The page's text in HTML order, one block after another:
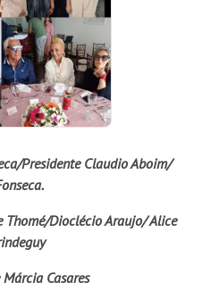
Presidente Claudio Aboim/
Dioclécio Araujo/ Alice
Casares